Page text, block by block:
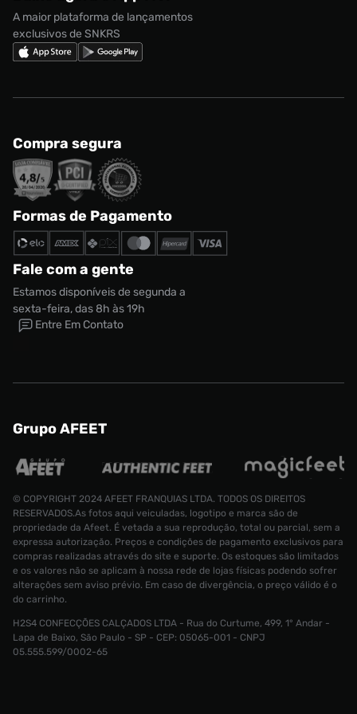
Nike Shox
A maior plataforma de lançamentos
exclusivos de SNKRS
Compra segura
Formas de Pagamento
Fale com a gente
Estamos disponíveis de segunda a
sexta-feira, das 8h às 19h
Entre Em Contato
Grupo AFEET
© COPYRIGHT 2024 AFEET FRANQUIAS LTDA. TODOS OS DIREITOS
RESERVADOS.As fotos aqui veiculadas, logotipo e marca são de
propriedade da Afeet. É vetada a sua reprodução, total ou parcial, sem a
expressa autorização. Preços e condições de pagamento exclusivos para
compras realizadas através do site e suporte. Os estoques são limitados
e os valores não se aplicam à nossa rede de lojas físicas podendo sofrer
alterações sem aviso prévio. Em caso de divergência, o preço válido é o
do carrinho.
H2S4 CONFECÇÕES CALÇADOS LTDA - Rua do Curtume, 499, 1° Andar -
Lapa de Baixo, São Paulo - SP - CEP: 05065-001 - CNPJ
05.555.599/0002-65